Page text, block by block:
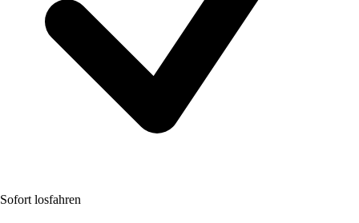
Sofort losfahren